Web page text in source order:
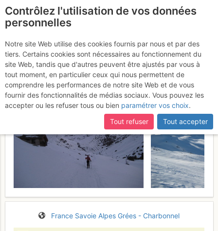
certaines pages ne sont plus accessibles, manquantes ou
incomplètes, déconnectez-vous puis reconnectez-vous à votre
compte sur le site.
Levanna Occidentale :
Versant W
Jeudi 30 mars 2017
France Savoie Alpes Grées - Charbonnel
Contrôlez l'utilisation de vos données
personnelles
Notre site Web utilise des cookies fournis par nous et par des
tiers. Certains cookies sont nécessaires au fonctionnement du
site Web, tandis que d'autres peuvent être ajustés par vous à
tout moment, en particulier ceux qui nous permettent de
comprendre les performances de notre site Web et de vous
fournir des fonctionnalités de médias sociaux. Vous pouvez les
accepter ou les refuser tous ou bien paramétrer vos choix.
Tout refuser
Tout accepter